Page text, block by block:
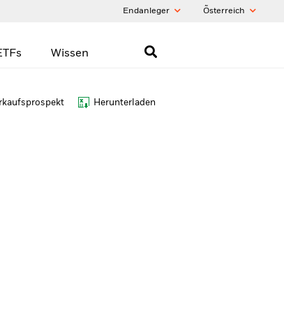
Endanleger Õsterreich
Wissen
Herunterladen